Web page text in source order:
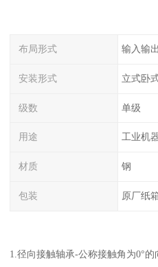
布局形式 输入输
安装形式 立式卧
级数 单级
用途 工业机
材质 钢
包装 原厂纸
1.径向接触轴承-公称接触角为0°的